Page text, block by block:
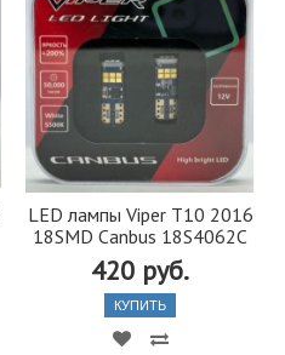
LED лампы Viper Т10 2016
18SMD Canbus 18S4062C
420 руб.
КУПИТЬ